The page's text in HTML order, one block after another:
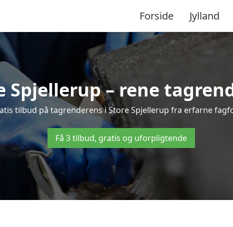
Forside Jylland
Spjellerup – rene
tilbud på tagrenderens i Store Spjellerup fra erfarne
Få 3 tilbud, gratis og uforpligtende